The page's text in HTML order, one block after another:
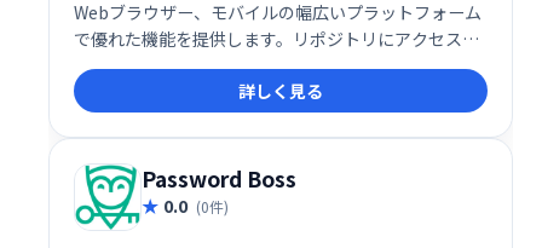
Webブラウザー、モバイルの幅広いプラットフォーム
で優れた機能を提供します。リポジトリにアクセスし
てコード化するためのコマンドラインインターフェイ
ス（CLI）ツールが含まれています。
詳しく見る
Password Boss
0.0 (0件)